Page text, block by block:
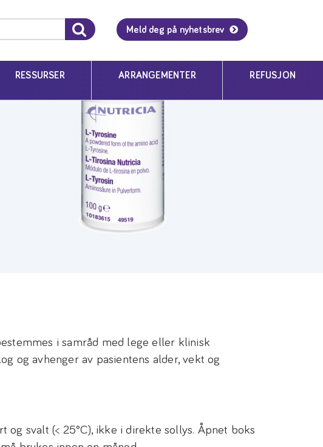
Meld deg på nyhetsbrev
RESSURSER ARRANGEMENTER REFUSJON
i samråd med lege eller klinisk
og avhenger av pasientens alder, vekt og
og svalt (< 25°C), ikke i direkte sollys. Åpnet boks